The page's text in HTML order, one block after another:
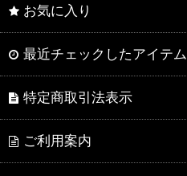
お気に入り
最近チェックしたアイテム
特定商取引法表示
ご利用案内